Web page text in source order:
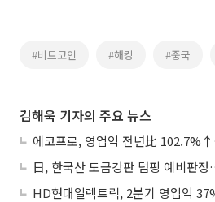
#비트코인 #해킹 #중국
김해욱 기자의 주요 뉴스